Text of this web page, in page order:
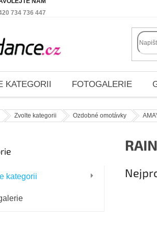
734 736 447
KATEGORII FOTOGALERIE
Domů Zvolte kategorii Ozdobné omotávky
kategorii